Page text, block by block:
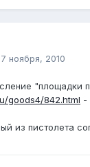
7 ноября, 2010
"площадки
goods4/842.html -
из пистолета